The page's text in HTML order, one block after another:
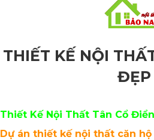
THIẾT KẾ NỘI
ĐẸP
Thiết Kế Nội Thất Tân Cổ
Dự án thiết kế nội thất căn